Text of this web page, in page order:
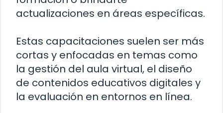
actualizaciones en áreas específicas.
Estas capacitaciones suelen ser más
cortas y enfocadas en temas como
la gestión del aula virtual, el diseño
de contenidos educativos digitales y
la evaluación en entornos en línea.